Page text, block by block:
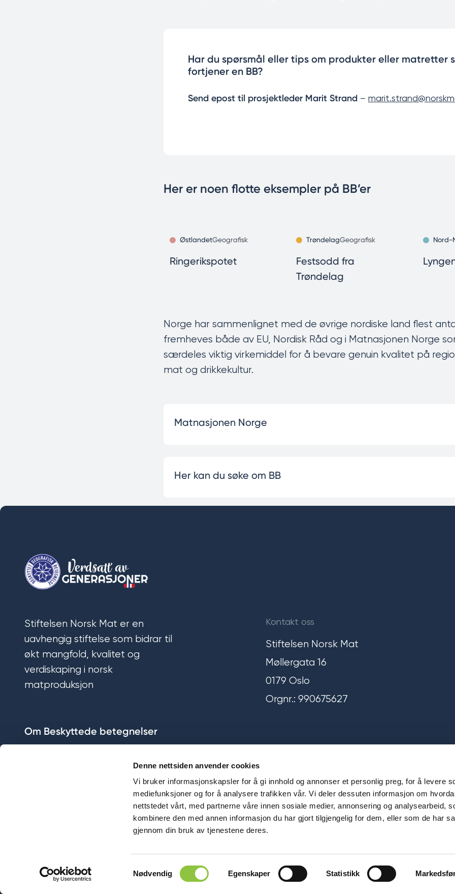
Denne nettsiden anvender cookies
Vi bruker informasjonskapsler for å gi innhold og annonser et personlig preg, for å levere
mediefunksjoner og for å analysere trafikken vår. Vi deler dessuten informasjon om
nettstedet vårt, med partnerne våre innen sosiale medier, annonsering og analysearbeid,
kombinere den med annen informasjon du har gjort tilgjengelig for dem, eller som de har
gjennom din bruk av tjenestene deres.
Samtykkevalg
Nødvendig Egenskaper Statistikk
Har du spørsmål eller tips om produkter eller matretter
fortjener en BB?
Send epost til prosjektleder Marit Strand –
Her er noen flotte eksempler på BB’er
ØstlandetGeografisk
Ringerikspotet
TrøndelagGeografisk
Festsodd fra
Trøndelag
Nord-
Norge har sammenlignet med de øvrige nordiske land flest
fremheves både av EU, Nordisk Råd og i Matnasjonen Norge
særdeles viktig virkemiddel for å bevare genuin kvalitet på
mat og drikkekultur.
Matnasjonen Norge
Her kan du søke om BB
Stiftelsen Norsk Mat er en
uavhengig stiftelse som bidrar til
økt mangfold, kvalitet og
verdiskaping i norsk
matproduksjon
Om Beskyttede betegnelser
Kontakt oss
Stiftelsen Norsk Mat
Møllergata 16
0179 Oslo
Orgnr.: 990675627
post@norskmat.no